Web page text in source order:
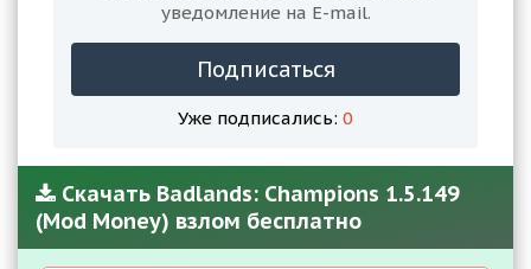
уведомление на E-mail.
Подписаться
Уже подписались: 0
Скачать Badlands: Champions 1.5.149
(Mod Money) взлом бесплатно